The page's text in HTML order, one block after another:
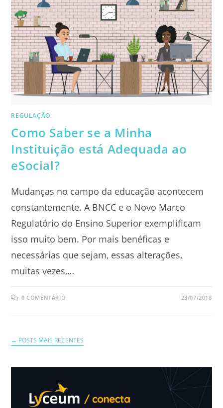
REGULAÇÃO
Como Saber se a Minha
Instituição está Adequada ao
eSocial?
Mudanças no campo da educação acontecem
constantemente. A BNCC e o Novo Marco
Regulatório do Ensino Superior exemplificam
isso muito bem. Por mais benéficas e
necessárias que sejam, essas alterações,
muitas vezes,…
0 COMENTÁRIO 23/07/2018
← POSTS MAIS RECENTES